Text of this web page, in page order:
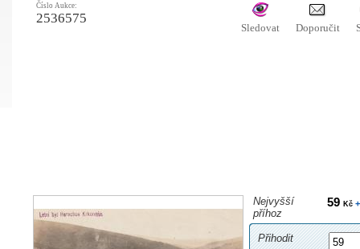
Číslo Aukce:
2536575
Sledovat Doporučit
Nejvyšší
příhoz
59 Kč+
Přihodit